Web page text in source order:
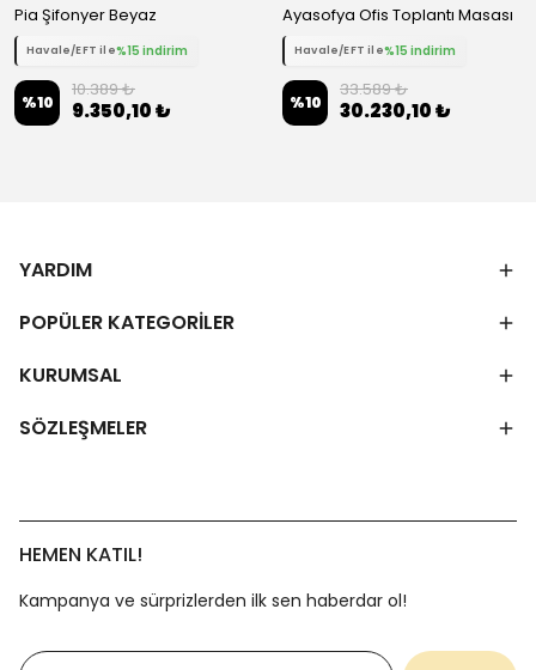
Pia Şifonyer Beyaz
Havale/EFT ile%15 indirim
%10
10.389 ₺
9.350,10 ₺
Ayasofya Ofis Toplantı Masası
Havale/EFT ile%15 indirim
%10
33.589 ₺
30.230,10 ₺
YARDIM
POPÜLER KATEGORİLER
KURUMSAL
SÖZLEŞMELER
HEMEN KATIL!
Kampanya ve sürprizlerden ilk sen haberdar ol!